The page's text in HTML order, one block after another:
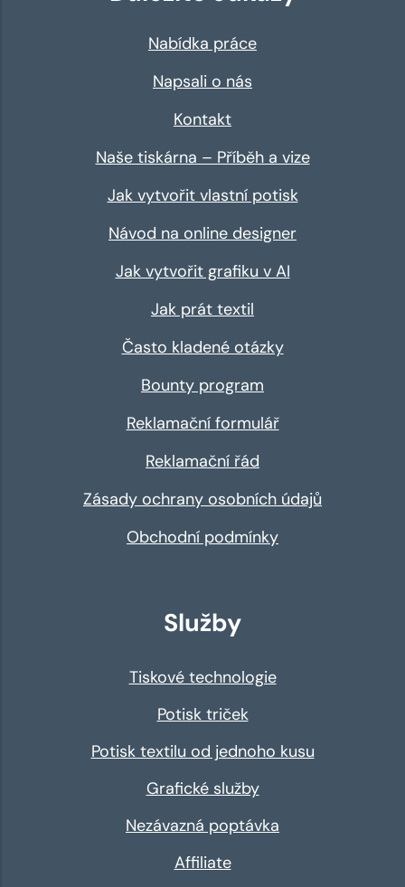
Nabídka práce
Napsali o nás
Kontakt
Naše tiskárna – Příběh a vize
Jak vytvořit vlastní potisk
Návod na online designer
Jak vytvořit grafiku v AI
Jak prát textil
Často kladené otázky
Bounty program
Reklamační formulář
Reklamační řád
Zásady ochrany osobních údajů
Obchodní podmínky
Služby
Tiskové technologie
Potisk triček
Potisk textilu od jednoho kusu
Grafické služby
Nezávazná poptávka
Affiliate